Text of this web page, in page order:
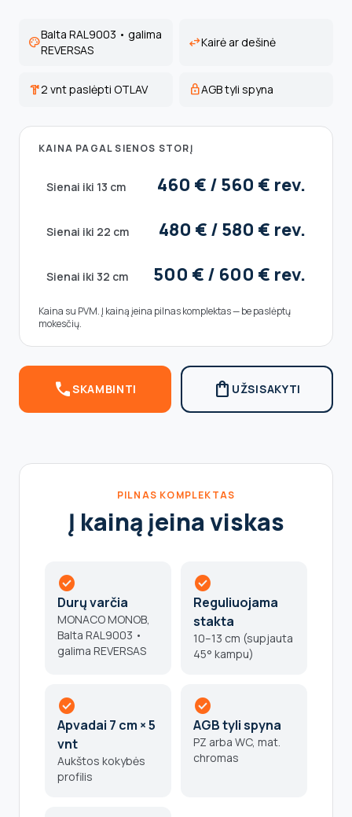
palette
Balta RAL9003 • galima
REVERSAS
swap_horizKairė ar dešinė
hardware2 vnt paslėpti OTLAV lockAGB tyli spyna
KAINA PAGAL SIENOS STORĮ
Sienai iki 13 cm 460 € / 560 € rev.
Sienai iki 22 cm 480 € / 580 € rev.
Sienai iki 32 cm 500 € / 600 € rev.
Kaina su PVM. Į kainą įeina pilnas komplektas — be paslėptų
mokesčių.
callSKAMBINTI shopping_bag UŽSISAKYTI
PILNAS KOMPLEKTAS
Į kainą įeina viskas
check_circle
Durų varčia
MONACO MONOB,
Balta RAL9003 •
galima REVERSAS
check_circle
Reguliuojama
stakta
10–13 cm (supjauta
45° kampu)
check_circle
Apvadai 7 cm × 5
vnt
Aukštos kokybės
profilis
check_circle
AGB tyli spyna
PZ arba WC, mat.
chromas